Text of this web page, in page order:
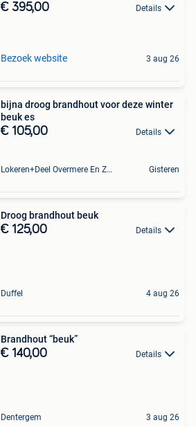
€ 395,00 Details
Bezoek website 3 aug 26
bijna droog brandhout voor deze winter
beuk es
€ 105,00 Details
Lokeren+Deel Overmere En Zele Gisteren
Droog brandhout beuk
€ 125,00 Details
Duffel 4 aug 26
Brandhout “beuk”
€ 140,00 Details
Dentergem 3 aug 26